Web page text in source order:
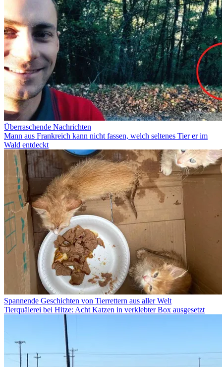
Überraschende Nachrichten
Mann aus Frankreich kann nicht fassen, welch seltenes Tier er im
Wald entdeckt
Spannende Geschichten von Tierrettern aus aller Welt
Tierquälerei bei Hitze: Acht Katzen in verklebter Box ausgesetzt